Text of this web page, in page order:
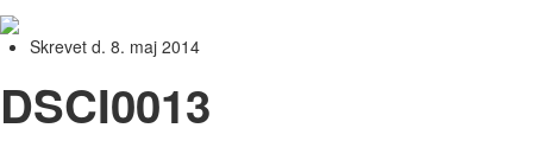
Skrevet d. 8. maj 2014
DSCI0013